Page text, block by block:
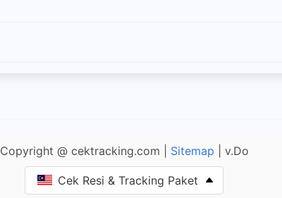
Copyright @ cektracking.com | Sitemap | v.Do
Cek Resi & Tracking Paket